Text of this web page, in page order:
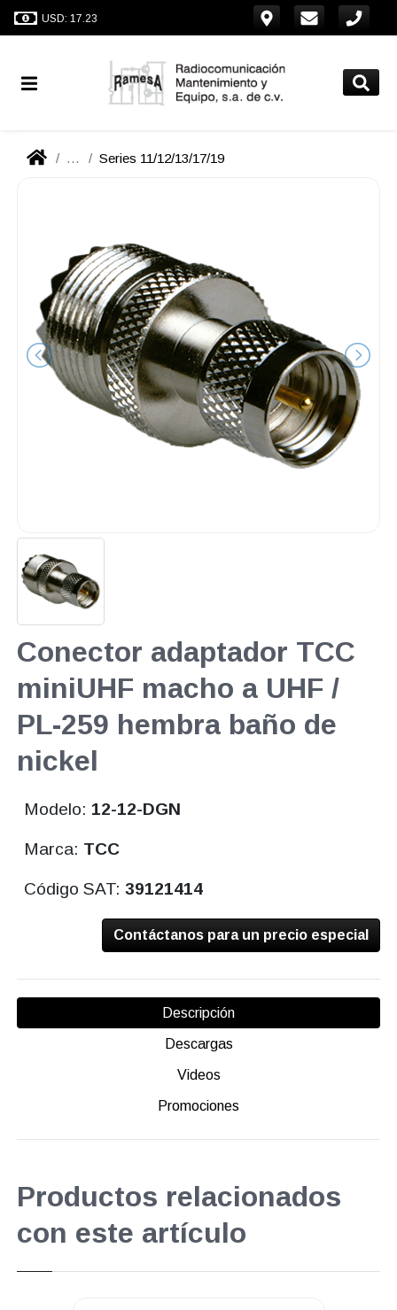
USD: 17.23
... Series 11/12/13/17/19
Conector adaptador TCC
miniUHF macho a UHF /
PL-259 hembra baño de
nickel
Modelo: 12-12-DGN
Marca: TCC
Código SAT:39121414
Contáctanos para un precio especial
Descripción
Descargas
Videos
Promociones
Productos relacionados
con este artículo